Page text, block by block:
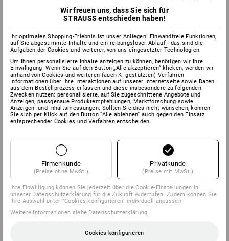
Wir freuen uns, dass Sie sich für
STRAUSS entschieden haben!
Ihr optimales Shopping-Erlebnis ist unser Anliegen! Einwandfreie Funktionen,
auf Sie abgestimmte Inhalte und ein reibungsloser Ablauf - das sind die
Aufgaben der Cookies und weiterer, von uns eingesetzter Technologien.
Um Ihnen personalisierte Inhalte anzeigen zu können, benötigen wir Ihre
Einwilligung. Wenn Sie auf den Button „Alle akzeptieren“ klicken, werden wir
anhand von Cookies und weiteren (auch KI-gestützten) Verfahren
Informationen über Ihre Interaktionen auf unserer Internetseite sowie Daten
aus dem Bestellprozess erfassen und diese insbesondere zu folgenden
Zwecken nutzen: personalisierte, auf Sie zugeschnittene Angebote und
Anzeigen, passgenaue Produktempfehlungen, Marktforschung sowie
Anzeigen- und Inhaltsmessungen. Sollten Sie dies nicht wünschen, können
Sie sich per Klick auf den Button “Alle ablehnen” auch gegen den Einsatz
entsprechender Cookies und Verfahren entscheiden.
Firmenkunde
(Preise ohne MwSt.)
Privatkunde
(Preise mit MwSt.)
Ihre Einwilligung können Sie jederzeit über dieCookie-Einstellungen in
unserer Datenschutzerklärung für die Zukunft widerrufen. Zudem können Sie
Ihre Auswahl unter "Cookies konfigurieren" individuell anpassen
Weitere Informationen siehe Datenschutzerklärung.
Cookies konfigurieren